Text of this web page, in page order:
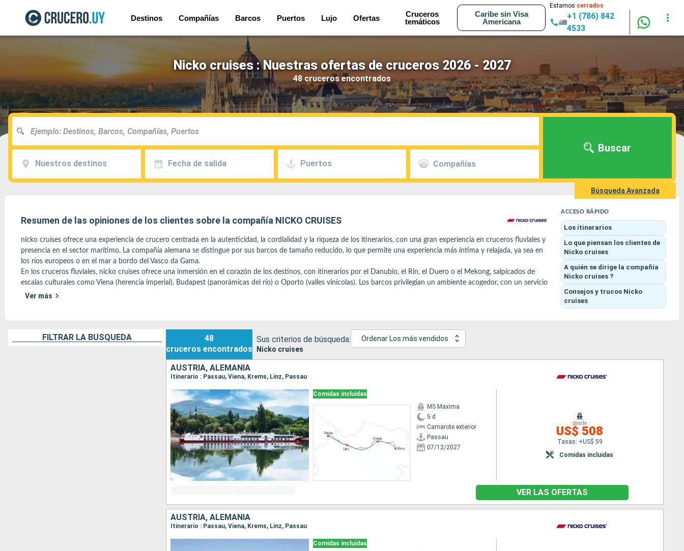
Destinos Compañías Barcos Puertos Lujo Ofertas
Cruceros
temáticos
Caribe sin Visa
Americana
Estamos cerrados
+1 (786) 842
4533
Nicko cruises : Nuestras ofertas de cruceros 2026 - 2027
48 cruceros encontrados
Nuestros destinos Fecha de salida Puertos Compañías
Buscar
Búsqueda Avanzada
Resumen de las opiniones de los clientes sobre la compañía NICKO CRUISES
nicko cruises ofrece una experiencia de crucero centrada en la autenticidad, la cordialidad y la riqueza de los itinerarios, con una gran experiencia en cruceros fluviales y
presencia en el sector marítimo. La compañía alemana se distingue por sus barcos de tamaño reducido, lo que permite una experiencia más íntima y relajada, ya sea en
los ríos europeos o en el mar a bordo del Vasco da Gama.
En los cruceros fluviales, nicko cruises ofrece una inmersión en el corazón de los destinos, con itinerarios por el Danubio, el Rin, el Duero o el Mekong, salpicados de
escalas culturales como Viena (herencia imperial), Budapest (panorámicas del río) o Oporto (valles vinícolas). Los barcos privilegian un ambiente acogedor, con un servicio
atento y una gastronomía inspirada en las cocinas locales.
Un crucero accesible y auténtico, ideal para los viajeros en busca de descubrimientos culturales, comodidad y un ambiente a escala humana.
Ver más
ACCESO RÁPIDO
Los itinerarios
Lo que piensan los clientes de
Nicko cruises
A quién se dirige la compañía
Nicko cruises ?
Consejos y trucos Nicko
cruises
FILTRAR LA BÚSQUEDA
48
cruceros encontrados
Sus criterios de búsqueda:
Nicko cruises
Ordenar Los más vendidos
AUSTRIA, ALEMANIA
Itinerario : Passau, Viena, Krems, Linz, Passau
Comidas incluidas
MS Maxima
5 d
Camarote exterior
Passau
07/12/2027
desde
US$ 508
Tasas: +US$ 59
Comidas incluidas
VER LAS OFERTAS
AUSTRIA, ALEMANIA
Itinerario : Passau, Viena, Krems, Linz, Passau
Comidas incluidas